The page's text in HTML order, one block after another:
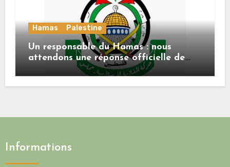
Hamas Palestine
Un responsable du Hamas : nous
attendons une réponse officielle de
Mladenov concernant la feuille de
route de la deuxième phase de l’accord
Informations